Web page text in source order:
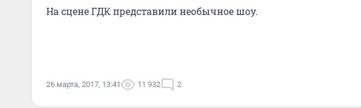
На сцене ГДК представили необычное шоу.
26 марта, 2017, 13:41 11 932 2